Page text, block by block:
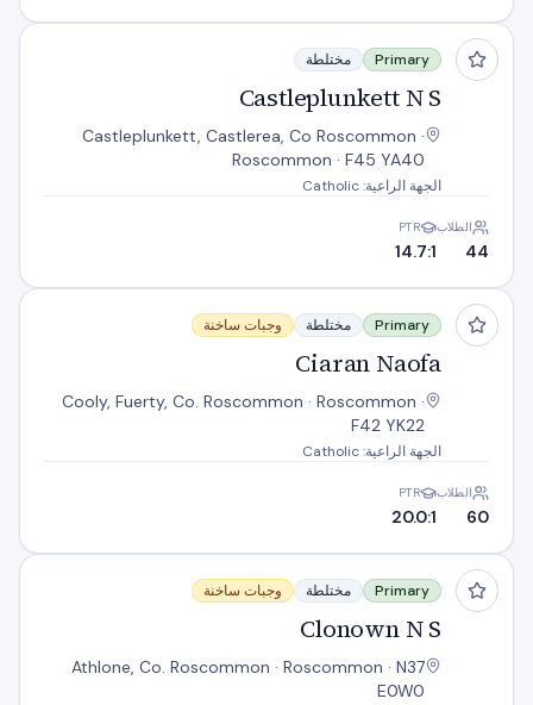
Castleplunkett N S
Primary مختلطة
Castleplunkett N S
Castleplunkett, Castlerea, Co Roscommon ·
Roscommon · F45 YA40
الجهة الراعية: Catholic
الطلاب
44
PTR
14.7:1
Ciaran Naofa
Primary مختلطة وجبات ساخنة
Ciaran Naofa
Cooly, Fuerty, Co. Roscommon · Roscommon ·
F42 YK22
الجهة الراعية: Catholic
الطلاب
60
PTR
20.0:1
Clonown N S
Primary مختلطة وجبات ساخنة
Clonown N S
Athlone, Co. Roscommon · Roscommon · N37
E0W0